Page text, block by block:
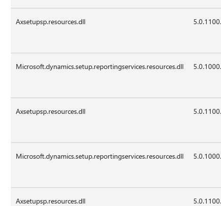
Axsetupsp.resources.dll
Microsoft.dynamics.setup.reportingservices.resources.dll
Axsetupsp.resources.dll
Microsoft.dynamics.setup.reportingservices.resources.dll
Axsetupsp.resources.dll